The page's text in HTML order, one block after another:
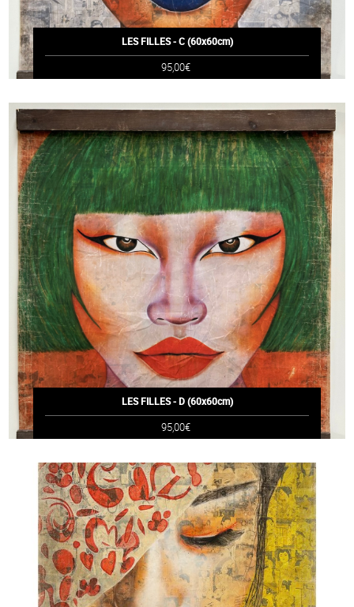
LES FILLES - C (60x60cm)
95,00€
LES FILLES - D (60x60cm)
95,00€